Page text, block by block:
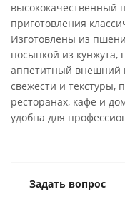
высококачественный
приготовления
Изготовлены из
посыпкой из
аппетитный внешний
свежести и текстуры,
ресторанах, кафе и
удобна для
Задать вопрос